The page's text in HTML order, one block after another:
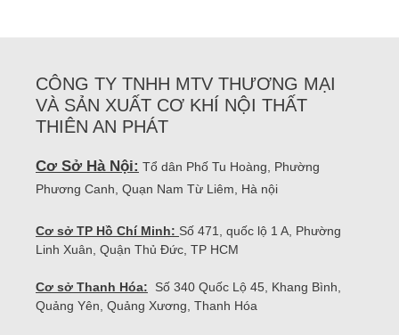
CÔNG TY TNHH MTV THƯƠNG MẠI
VÀ SẢN XUẤT CƠ KHÍ NỘI THẤT
THIÊN AN PHÁT
Cơ Sở Hà Nội: Tổ dân Phố Tu Hoàng, Phường
Phương Canh, Quạn Nam Từ Liêm, Hà nội
Cơ sở TP Hồ Chí Minh: Số 471, quốc lộ 1 A, Phường
Linh Xuân, Quận Thủ Đức, TP HCM
Cơ sở Thanh Hóa: Số 340 Quốc Lộ 45, Khang Bình,
Quảng Yên, Quảng Xương, Thanh Hóa